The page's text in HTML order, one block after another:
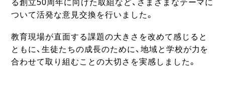
る創立50周年に向けた取組など、さまざまなテーマに
ついて活発な意見交換を行いました。
教育現場が直面する課題の大きさを改めて感じると
ともに、生徒たちの成長のために、地域と学校が力を
合わせて取り組むことの大切さを実感しました。